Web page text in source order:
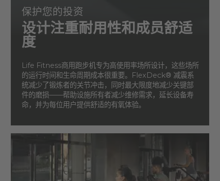
保护您的投资
设计注重耐用性和成员舒适
度
Life Fitness商用跑步机专为高使用率场所设计，这些场所
的运行时间和生命周期成本很重要。FlexDeck® 减震系
统减少了锻炼者的关节冲击，同时最大限度地减少关键部
件的磨损——帮助设施所有者减少维修需求，延长设备寿
命，并为每位用户提供舒适的有氧体验。